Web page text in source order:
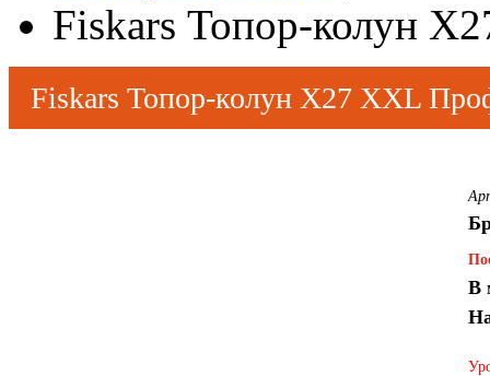
Fiskars Топор-колун
Fiskars Топор-колун X27 XXL
В